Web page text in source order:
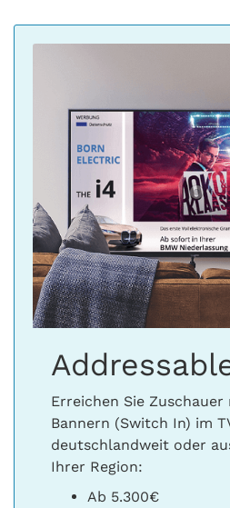
Erreichen Sie
Bannern (Switch In) im
deutschlandweit oder
Ihrer Region:
Ab 5.300€